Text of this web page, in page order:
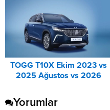
TOGG T10X Ekim 2023 vs
2025 Ağustos vs 2026
Karşılaştırma
Yorumlar